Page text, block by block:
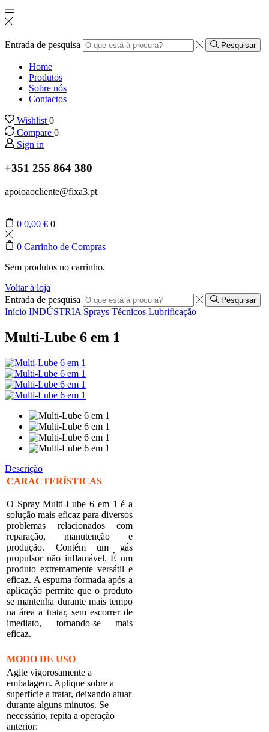
Entrada de pesquisa Pesquisar
Home
Produtos
Sobre nós
Contactos
Wishlist 0
Compare 0
Sign in
+351 255 864 380
apoioaocliente@fixa3.pt
0 0,00 € 0
0 Carrinho de Compras
Sem produtos no carrinho.
Voltar à loja
Entrada de pesquisa
Pesquisar
Início INDÚSTRIA Sprays Técnicos Lubrificação
Multi-Lube 6 em 1
Descrição
CARACTERÍSTICAS
O Spray Multi-Lube 6 em 1 é a
solução mais eficaz para diversos
problemas relacionados com
reparação, manutenção e
produção. Contém um gás
propulsor não inflamável. É um
produto extremamente versátil e
eficaz. A espuma formada após a
aplicação permite que o produto
se mantenha durante mais tempo
na área a tratar, sem escorrer de
imediato, tornando-se mais
eficaz.
MODO DE USO
Agite vigorosamente a
embalagem. Aplique sobre a
superfície a tratar, deixando atuar
durante alguns minutos. Se
necessário, repita a operação
anterior: